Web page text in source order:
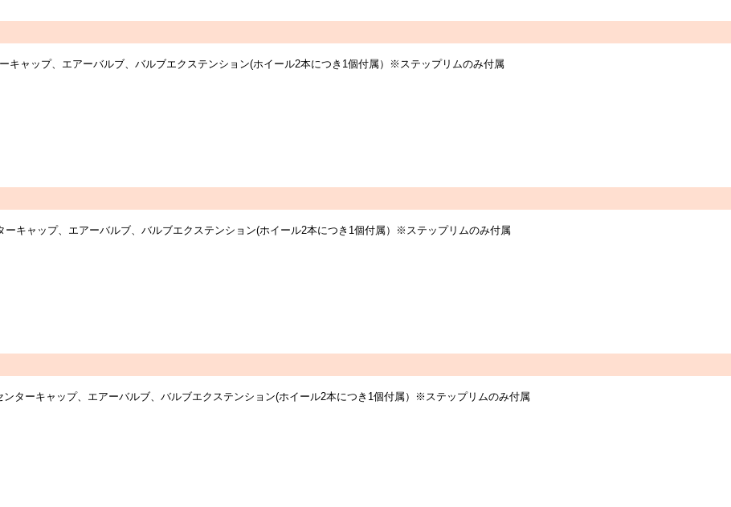
ャップ、エアーバルブ、バルブエクステンション(ホイール2本につき1個付属）※ステップリムのみ付属
ャップ、エアーバルブ、バルブエクステンション(ホイール2本につき1個付属）※ステップリムのみ付属
ーキャップ、エアーバルブ、バルブエクステンション(ホイール2本につき1個付属）※ステップリムのみ付属